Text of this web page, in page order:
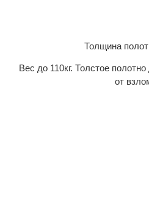
Толщина
Вес до 110кг. Толстое
от